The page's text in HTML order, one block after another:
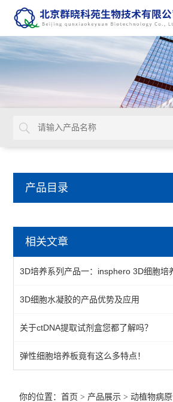
产品目录
primerdesign生物威胁检测试剂盒
primerdesign其他病原体检测试剂盒
植物病原体/病原菌检测试剂
primerdesign水源致病菌检测试剂盒
primerdesign病原体检测试剂试剂盒
相关文章
3D培养系列产品一：insphero 3D细胞培
3D细胞水凝胶的产品优势及应用
关于ctDNA提取试剂盒您都了解吗？
弹性细胞培养板竟有这么多特点！
你的位置：首页 > 产品展示 >动植物病